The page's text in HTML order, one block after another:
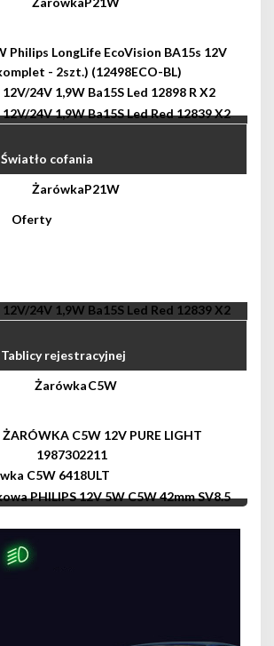
Światło cofania
P21W
Tablicy rejestracyjnej
C5W